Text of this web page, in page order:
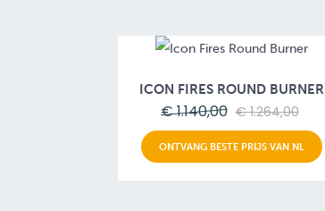
ICON FIRES ROUND BURNER
€ 1.140,00 € 1.264,00
ONTVANG BESTE PRIJS VAN NL